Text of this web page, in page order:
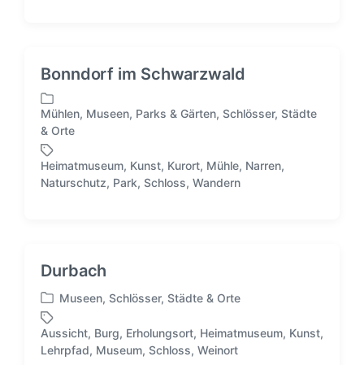
t
l
i
c
h
t
i
w
ö
r
t
e
r
Bonndorf im Schwarzwald
V
r
ö
f
l
i
c
h
t
Mühlen, Museen, Parks & Gärten, Schlösser, Städte
& Orte
S
w
ö
r
t
e
Heimatmuseum, Kunst, Kurort, Mühle, Narren,
Naturschutz, Park, Schloss, Wandern
Durbach
V
e
r
ö
Museen, Schlösser, Städte & Orte
S
Aussicht, Burg, Erholungsort, Heimatmuseum, Kunst,
Lehrpfad, Museum, Schloss, Weinort